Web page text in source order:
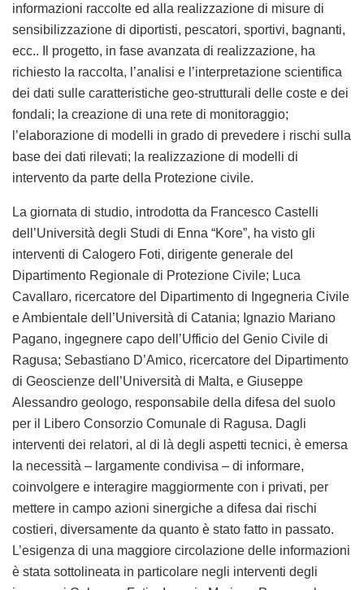
informazioni raccolte ed alla realizzazione di misure di
sensibilizzazione di diportisti, pescatori, sportivi, bagnanti,
ecc.. Il progetto, in fase avanzata di realizzazione, ha
richiesto la raccolta, l’analisi e l’interpretazione scientifica
dei dati sulle caratteristiche geo-strutturali delle coste e dei
fondali; la creazione di una rete di monitoraggio;
l’elaborazione di modelli in grado di prevedere i rischi sulla
base dei dati rilevati; la realizzazione di modelli di
intervento da parte della Protezione civile.
La giornata di studio, introdotta da Francesco Castelli
dell’Università degli Studi di Enna “Kore”, ha visto gli
interventi di Calogero Foti, dirigente generale del
Dipartimento Regionale di Protezione Civile; Luca
Cavallaro, ricercatore del Dipartimento di Ingegneria Civile
e Ambientale dell’Università di Catania; Ignazio Mariano
Pagano, ingegnere capo dell’Ufficio del Genio Civile di
Ragusa; Sebastiano D’Amico, ricercatore del Dipartimento
di Geoscienze dell’Università di Malta, e Giuseppe
Alessandro geologo, responsabile della difesa del suolo
per il Libero Consorzio Comunale di Ragusa. Dagli
interventi dei relatori, al di là degli aspetti tecnici, è emersa
la necessità – largamente condivisa – di informare,
coinvolgere e interagire maggiormente con i privati, per
mettere in campo azioni sinergiche a difesa dai rischi
costieri, diversamente da quanto è stato fatto in passato.
L’esigenza di una maggiore circolazione delle informazioni
è stata sottolineata in particolare negli interventi degli